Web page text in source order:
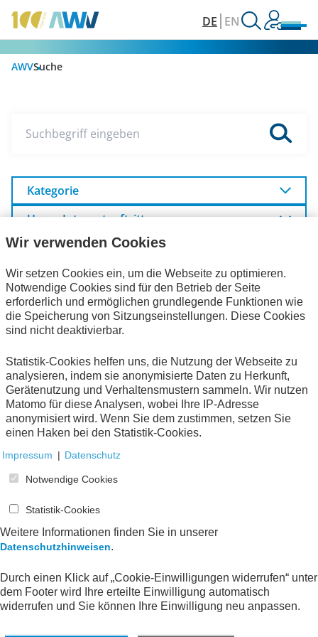
DE EN
AWVSuche
Suchbegriff eingeben
Kategorie
Unser Internetauftritt
Veranstaltungen
Publikationen
Aktuelles
1
Wir verwenden Cookies
Wir setzen Cookies ein, um die Webseite zu optimieren.
Notwendige Cookies sind für den Betrieb der Seite
erforderlich und ermöglichen grundlegende Funktionen wie
die Speicherung von Sitzungseinstellungen. Diese Cookies
sind nicht deaktivierbar.
Statistik-Cookies helfen uns, die Nutzung der Webseite zu
analysieren, indem sie anonymisierte Daten zu Herkunft,
Gerätenutzung und Verhaltensmustern sammeln. Wir nutzen
Matomo für diese Analysen, wobei Ihre IP-Adresse
anonymisiert wird. Wenn Sie dem zustimmen, setzen Sie
einen Haken bei den Statistik-Cookies.
Impressum | Datenschutz
Notwendige Cookies
Statistik-Cookies
Weitere Informationen finden Sie in unserer
Datenschutzhinweisen.
Durch einen Klick auf „Cookie-Einwilligungen widerrufen“ unter
dem Footer wird Ihre erteilte Einwilligung automatisch
widerrufen und Sie können Ihre Einwilligung neu anpassen.